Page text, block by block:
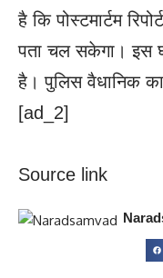
है कि पोस्टमार्टम
पता चल सकेगा। इस
है। पुलिस वैधानिक
[ad_2]
Source link